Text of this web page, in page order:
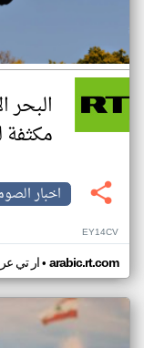
البحر
مكثفة
اخبار
EY14CV
ار تي• arabic.rt.com